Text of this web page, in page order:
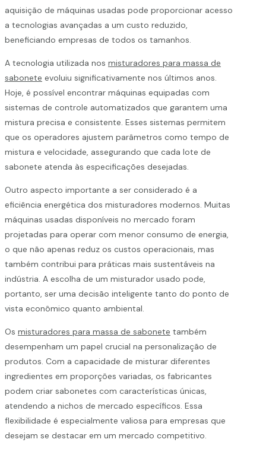
aquisição de máquinas usadas pode proporcionar acesso
a tecnologias avançadas a um custo reduzido,
beneficiando empresas de todos os tamanhos.
A tecnologia utilizada nos misturadores para massa de
sabonete evoluiu significativamente nos últimos anos.
Hoje, é possível encontrar máquinas equipadas com
sistemas de controle automatizados que garantem uma
mistura precisa e consistente. Esses sistemas permitem
que os operadores ajustem parâmetros como tempo de
mistura e velocidade, assegurando que cada lote de
sabonete atenda às especificações desejadas.
Outro aspecto importante a ser considerado é a
eficiência energética dos misturadores modernos. Muitas
máquinas usadas disponíveis no mercado foram
projetadas para operar com menor consumo de energia,
o que não apenas reduz os custos operacionais, mas
também contribui para práticas mais sustentáveis na
indústria. A escolha de um misturador usado pode,
portanto, ser uma decisão inteligente tanto do ponto de
vista econômico quanto ambiental.
Os misturadores para massa de sabonete também
desempenham um papel crucial na personalização de
produtos. Com a capacidade de misturar diferentes
ingredientes em proporções variadas, os fabricantes
podem criar sabonetes com características únicas,
atendendo a nichos de mercado específicos. Essa
flexibilidade é especialmente valiosa para empresas que
desejam se destacar em um mercado competitivo.